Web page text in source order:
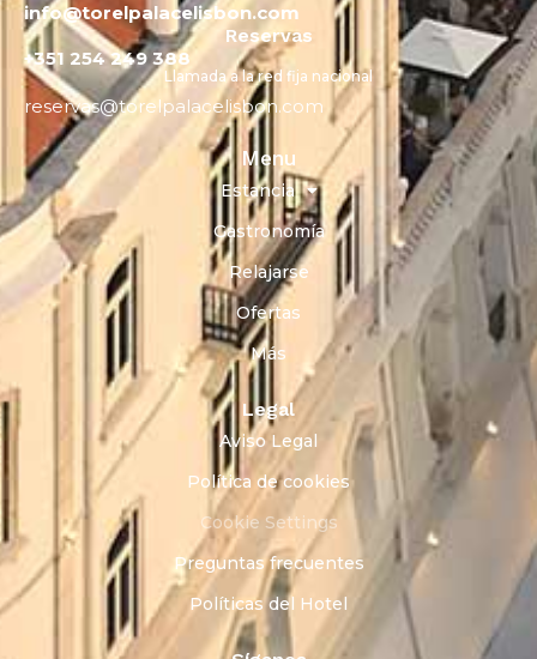
info@torelpalacelisbon.com
Reservas
+351 254 249 388
Llamada a la red fija nacional
reservas@torelpalacelisbon.com
Menu
Estancia
Gastronomía
Relajarse
Ofertas
Más
Legal
Aviso Legal
Política de cookies
Cookie Settings
Preguntas frecuentes
Políticas del Hotel